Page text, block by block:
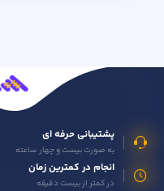
پشتیبانی حرفه ای
به صورت بیست و چهار ساعته
انجام در کمترین زمان
در کمتر از بیست دقیقه